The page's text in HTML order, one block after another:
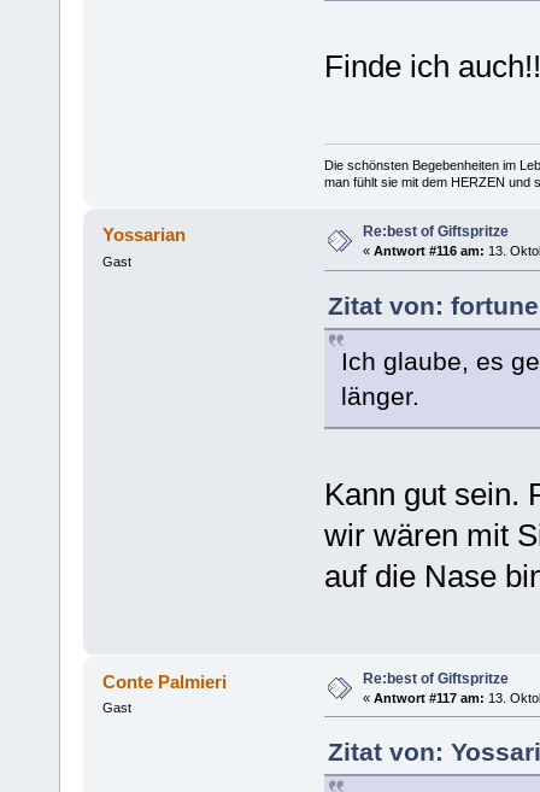
Finde ich
Die schönsten Begebenheiten im
man fühlt sie mit dem HERZEN und
Yossarian
Gast
Re:best of Giftspritze
« Antwort #116 am: 13.
Zitat von:
Ich glaube, es
länger.
Kann gut sein.
wir wären mit
auf die Nase
Conte Palmieri
Gast
Re:best of Giftspritze
« Antwort #117 am: 13.
Zitat von: